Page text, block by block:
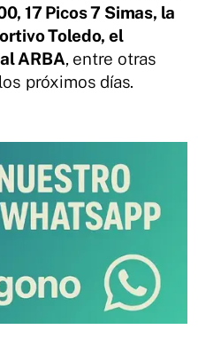
17 Picos 7 Simas, la
Toledo, el
ARBA, entre otras
próximos días.